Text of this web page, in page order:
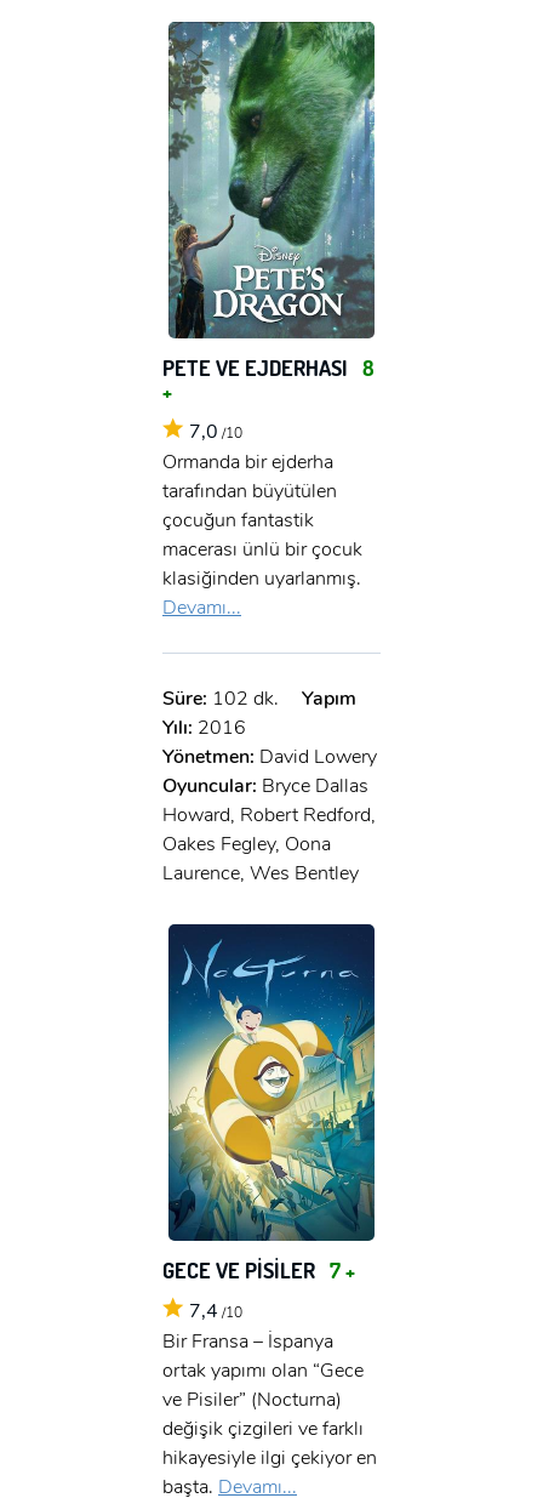
PETE VE EJDERHASI 8
+
7,0 /10
Ormanda bir ejderha
tarafından büyütülen
çocuğun fantastik
macerası ünlü bir çocuk
klasiğinden uyarlanmış.
Devamı...
Süre: 102 dk.
Yapım
Yılı: 2016
Yönetmen: David Lowery
Oyuncular: Bryce Dallas
Howard, Robert Redford,
Oakes Fegley, Oona
Laurence, Wes Bentley
GECE VE PİSİLER 7 +
7,4 /10
Bir Fransa – İspanya
ortak yapımı olan “Gece
ve Pisiler” (Nocturna)
değişik çizgileri ve farklı
hikayesiyle ilgi çekiyor en
başta. Devamı...